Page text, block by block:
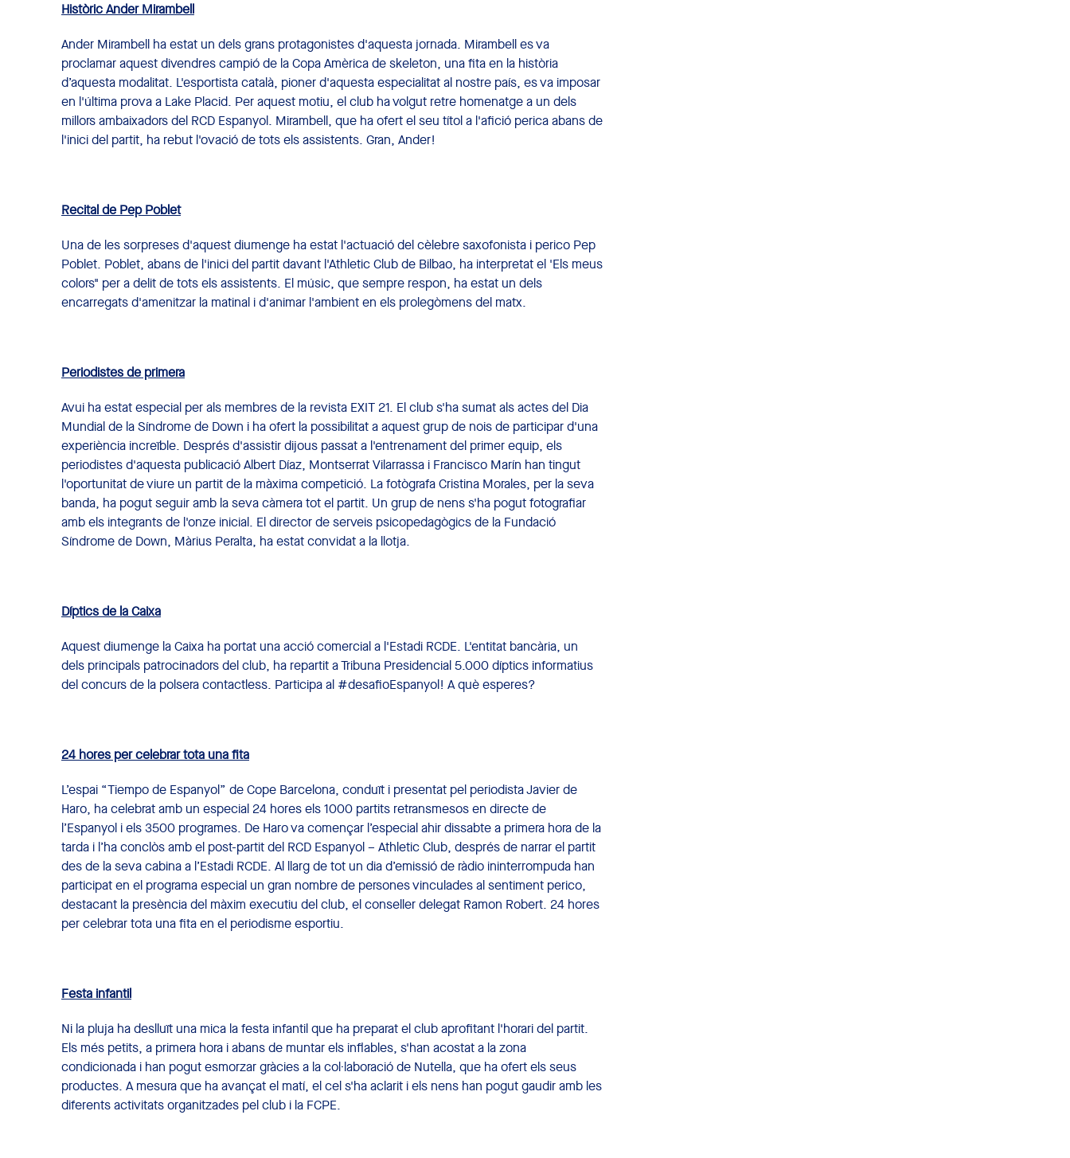
Històric Ander Mirambell
Ander Mirambell ha estat un dels grans protagonistes d'aquesta jornada. Mirambell es va
proclamar aquest divendres campió de la Copa Amèrica de skeleton, una fita en la història
d’aquesta modalitat. L'esportista català, pioner d'aquesta especialitat al nostre país, es va imposar
en l'última prova a Lake Placid. Per aquest motiu, el club ha volgut retre homenatge a un dels
millors ambaixadors del RCD Espanyol. Mirambell, que ha ofert el seu títol a l'afició perica abans de
l'inici del partit, ha rebut l'ovació de tots els assistents. Gran, Ander!
Recital de Pep Poblet
Una de les sorpreses d'aquest diumenge ha estat l'actuació del cèlebre saxofonista i perico Pep
Poblet. Poblet, abans de l'inici del partit davant l'Athletic Club de Bilbao, ha interpretat el 'Els meus
colors" per a delit de tots els assistents. El músic, que sempre respon, ha estat un dels
encarregats d'amenitzar la matinal i d'animar l'ambient en els prolegòmens del matx.
Periodistes de primera
Avui ha estat especial per als membres de la revista EXIT 21. El club s'ha sumat als actes del Dia
Mundial de la Síndrome de Down i ha ofert la possibilitat a aquest grup de nois de participar d'una
experiència increïble. Després d'assistir dijous passat a l'entrenament del primer equip, els
periodistes d'aquesta publicació Albert Díaz, Montserrat Vilarrassa i Francisco Marín han tingut
l'oportunitat de viure un partit de la màxima competició. La fotògrafa Cristina Morales, per la seva
banda, ha pogut seguir amb la seva càmera tot el partit. Un grup de nens s'ha pogut fotografiar
amb els integrants de l'onze inicial. El director de serveis psicopedagògics de la Fundació
Síndrome de Down, Màrius Peralta, ha estat convidat a la llotja.
Díptics de la Caixa
Aquest diumenge la Caixa ha portat una acció comercial a l'Estadi RCDE. L'entitat bancària, un
dels principals patrocinadors del club, ha repartit a Tribuna Presidencial 5.000 díptics informatius
del concurs de la polsera contactless. Participa al #desafioEspanyol! A què esperes?
24 hores per celebrar tota una fita
L’espai “Tiempo de Espanyol” de Cope Barcelona, conduït i presentat pel periodista Javier de
Haro, ha celebrat amb un especial 24 hores els 1000 partits retransmesos en directe de
l’Espanyol i els 3500 programes. De Haro va començar l’especial ahir dissabte a primera hora de la
tarda i l’ha conclòs amb el post-partit del RCD Espanyol – Athletic Club, després de narrar el partit
des de la seva cabina a l’Estadi RCDE. Al llarg de tot un dia d’emissió de ràdio ininterrompuda han
participat en el programa especial un gran nombre de persones vinculades al sentiment perico,
destacant la presència del màxim executiu del club, el conseller delegat Ramon Robert. 24 hores
per celebrar tota una fita en el periodisme esportiu.
Festa infantil
Ni la pluja ha deslluït una mica la festa infantil que ha preparat el club aprofitant l'horari del partit.
Els més petits, a primera hora i abans de muntar els inflables, s'han acostat a la zona
condicionada i han pogut esmorzar gràcies a la col·laboració de Nutella, que ha ofert els seus
productes. A mesura que ha avançat el matí, el cel s'ha aclarit i els nens han pogut gaudir amb les
diferents activitats organitzades pel club i la FCPE.